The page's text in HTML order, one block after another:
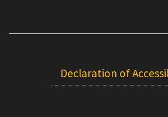
Declaration of